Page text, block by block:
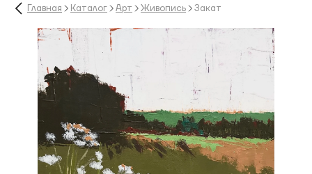
Главная Каталог Арт Живопись Закат